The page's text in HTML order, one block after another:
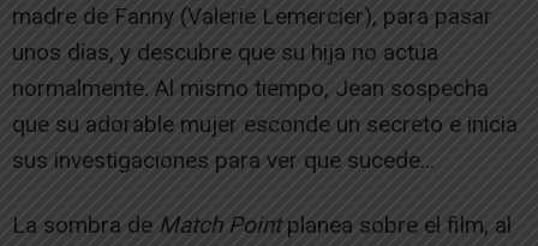
madre de Fanny (Valerie Lemercier), para pasar
unos días, y descubre que su hija no actúa
normalmente. Al mismo tiempo, Jean sospecha
que su adorable mujer esconde un secreto e inicia
sus investigaciones para ver que sucede…
La sombra de Match Pointplanea sobre el film, al